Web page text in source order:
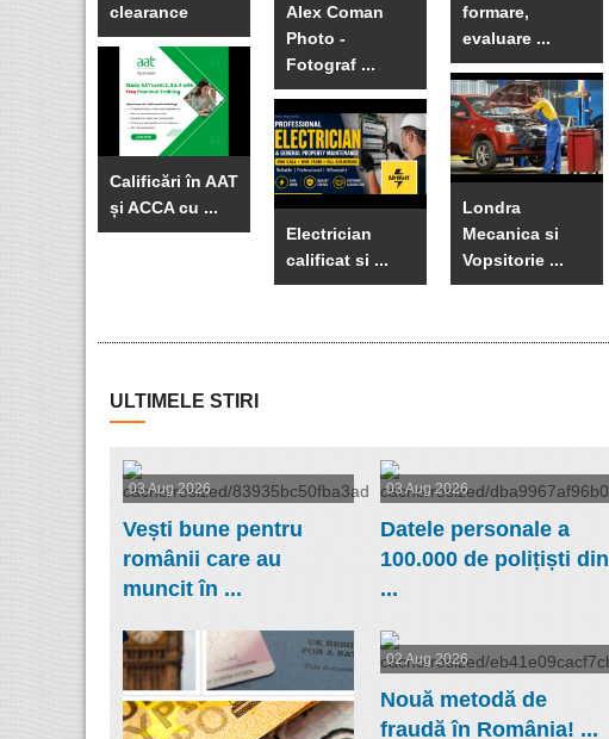
clearance
Calificări în AAT
și ACCA cu ...
Alex Coman
Photo -
Fotograf ...
Electrician
calificat si ...
formare,
evaluare ...
Londra
Mecanica si
Vopsitorie ...
ULTIMELE STIRI
03 Aug 2026
Vești bune pentru
românii care au
muncit în ...
03 Aug 2026
Datele personale a
100.000 de polițiști din
...
02 Aug 2026
Nouă metodă de
fraudă în România! ...